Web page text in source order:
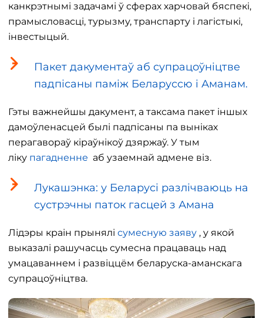
канкрэтнымі задачамі ў сферах харчовай бяспекі,
прамысловасці, турызму, транспарту і лагістыкі,
інвестыцый.
Пакет дакументаў аб супрацоўніцтве
падпісаны паміж Беларуссю і Аманам.
Гэты важнейшы дакумент, а таксама пакет іншых
дамоўленасцей былі падпісаны па выніках
перагавораў кіраўнікоў дзяржаў. У тым
ліку пагадненне аб узаемнай адмене віз.
Лукашэнка: у Беларусі разлічваюць на
сустрэчны паток гасцей з Амана
Лідэры краін прынялі сумесную заяву , у якой
выказалі рашучасць сумесна працаваць над
умацаваннем і развіццём беларуска-аманскага
супрацоўніцтва.